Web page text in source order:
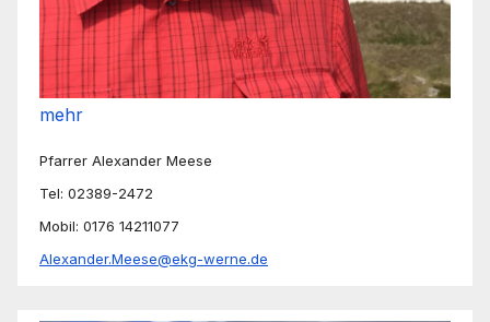
mehr
Pfarrer Alexander Meese
Tel: 02389-2472
Mobil: 0176 14211077
Alexander.Meese@ekg-werne.de